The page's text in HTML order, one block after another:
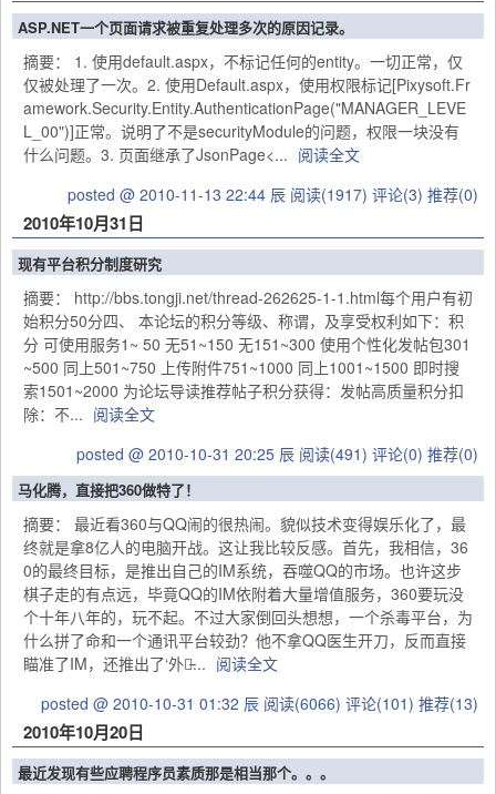
ASP.NET一个页面请求被重复处理多次的原因记录。
摘要： 1. 使用default.aspx，不标记任何的entity。一切正常，仅
仅被处理了一次。2. 使用Default.aspx，使用权限标记[Pixysoft.Fr
amework.Security.Entity.AuthenticationPage("MANAGER_LEVE
L_00")]正常。说明了不是securityModule的问题，权限一块没有
什么问题。3. 页面继承了JsonPage<... 阅读全文
posted @ 2010-11-13 22:44 辰 阅读(1917) 评论(3) 推荐(0)
2010年10月31日
现有平台积分制度研究
摘要： http://bbs.tongji.net/thread-262625-1-1.html每个用户有初
始积分50分四、 本论坛的积分等级、称谓，及享受权利如下：积
分 可使用服务1~ 50 无51~150 无151~300 使用个性化发帖包301
~500 同上501~750 上传附件751~1000 同上1001~1500 即时搜
索1501~2000 为论坛导读推荐帖子积分获得：发帖高质量积分扣
除：不... 阅读全文
posted @ 2010-10-31 20:25 辰 阅读(491) 评论(0) 推荐(0)
马化腾，直接把360做特了！
摘要： 最近看360与QQ闹的很热闹。貌似技术变得娱乐化了，最
终就是拿8亿人的电脑开战。这让我比较反感。首先，我相信，36
0的最终目标，是推出自己的IM系统，吞噬QQ的市场。也许这步
棋子走的有点远，毕竟QQ的IM依附着大量增值服务，360要玩没
个十年八年的，玩不起。不过大家倒回头想想，一个杀毒平台，为
什么拼了命和一个通讯平台较劲？他不拿QQ医生开刀，反而直接
瞄准了IM，还推出了‘外挂̵... 阅读全文
posted @ 2010-10-31 01:32 辰 阅读(6066) 评论(101) 推荐(13)
2010年10月20日
最近发现有些应聘程序员素质那是相当那个。。。